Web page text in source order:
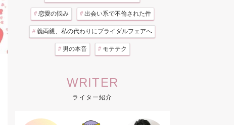
# 恋愛の悩み # 出会い系で不倫された件
# 義両親、私の代わりにブライダルフェアへ
# 男の本音 # モテテク
WRITER
ライター紹介